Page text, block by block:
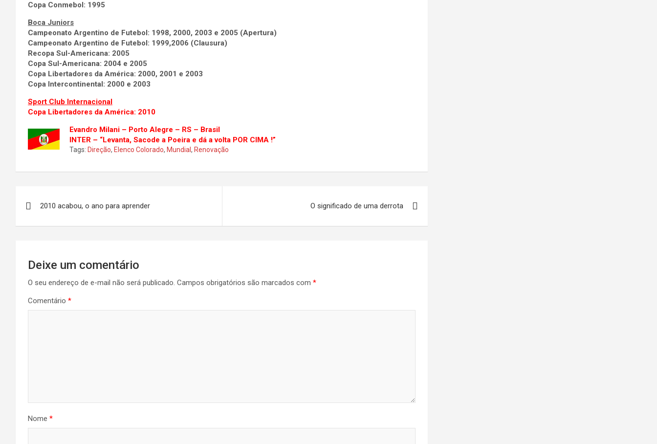
Copa Conmebol: 1995
Boca Juniors
Campeonato Argentino de Futebol: 1998, 2000, 2003 e 2005 (Apertura)
Campeonato Argentino de Futebol: 1999,2006 (Clausura)
Recopa Sul-Americana: 2005
Copa Sul-Americana: 2004 e 2005
Copa Libertadores da América: 2000, 2001 e 2003
Copa Intercontinental: 2000 e 2003
Sport Club Internacional
Copa Libertadores da América: 2010
Evandro Milani – Porto Alegre – RS – Brasil
INTER – “Levanta, Sacode a Poeira e dá a volta POR CIMA !”
Tags: Direção, Elenco Colorado, Mundial , Renovação
de
2010 acabou, o ano para aprender O significado de uma derrota
Deixe um comentário
O seu endereço de e-mail não será publicado. Campos obrigatórios são marcados com *
Comentário *
Nome *